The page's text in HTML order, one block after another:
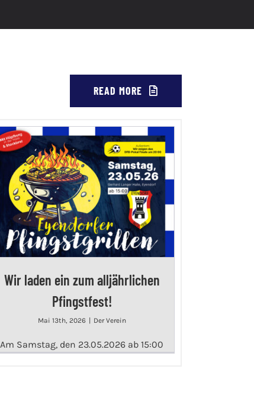
READ MORE
Wir laden ein zum alljährlichen
Pfingstfest!
Mai 13th, 2026 Der Verein
Am Samstag, den 23.05.2026 ab 15:00